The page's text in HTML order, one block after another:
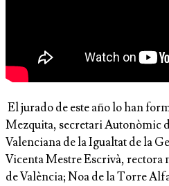
El jurado de este año lo han
Mezquita, secretari Autonòmic
Valenciana de la Igualtat de la
Vicenta Mestre Escrivà,
de València; Noa de la Torre